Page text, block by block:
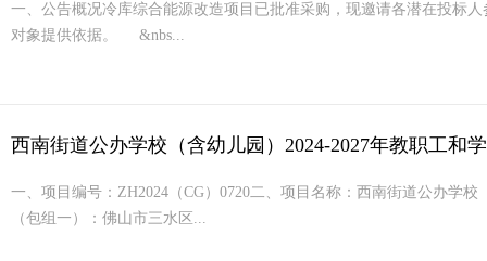
一、公告概况冷库综合能源改造项目已批准采购，现邀请各潜在投标
对象提供依据。 &nbs...
西南街道公办学校（含幼儿园）2024-2027年教职工和
一、项目编号：ZH2024（CG）0720二、项目名称：西南街道公办学
（包组一）：佛山市三水区...